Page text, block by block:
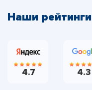
Наши рейтинги
4.7 4.3